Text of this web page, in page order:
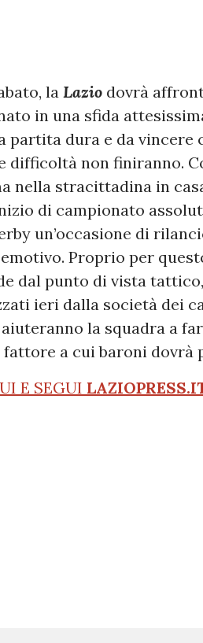
la Lazio dovrà
in una sfida
partita dura e da vincere
difficoltà non finiranno.
nella stracittadina in
di campionato
un’occasione di
Proprio per
dal punto di vista
ieri dalla società dei
la squadra a
fattore a cui baroni dovrà
E SEGUI